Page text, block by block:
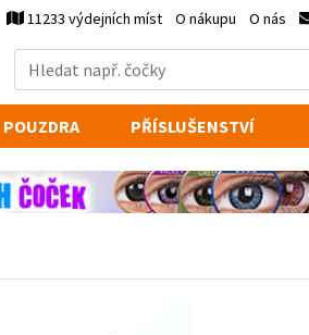
11233 výdejních míst O nákupu O nás
POUZDRA PŘÍSLUŠENSTVÍ